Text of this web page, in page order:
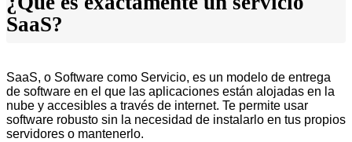
SaaS?
SaaS, o Software como Servicio, es un modelo de entrega
de software en el que las aplicaciones están alojadas en la
nube y accesibles a través de internet. Te permite usar
software robusto sin la necesidad de instalarlo en tus propios
servidores o mantenerlo.